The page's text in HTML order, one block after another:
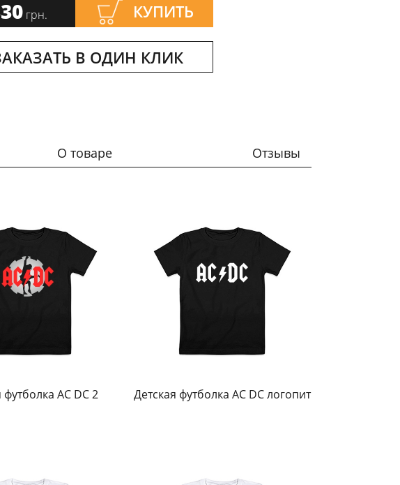
грн. КУПИТЬ
В ОДИН КЛИК
О товаре Отзывы
футболка AC DC 2 Детская футболка AC DC логопит